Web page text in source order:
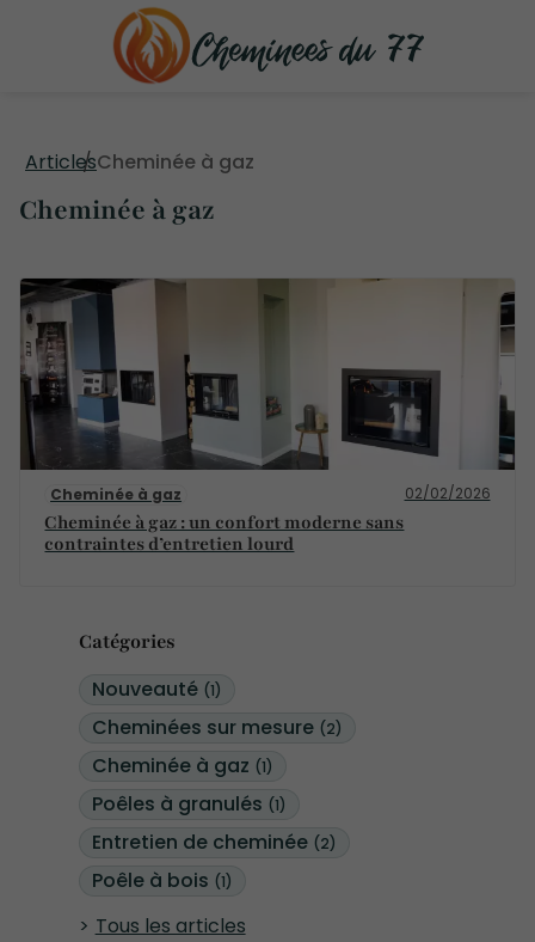
Catégories
Nouveauté (1)
Cheminées sur mesure (2)
Cheminée à gaz (1)
Poêles à granulés (1)
Entretien de cheminée (2)
Poêle à bois (1)
Tous les articles
ArticlesCheminée à gaz
Cheminée à gaz
Cheminée à gaz 02/02/2026
Cheminée à gaz : un confort moderne sans
contraintes d’entretien lourd